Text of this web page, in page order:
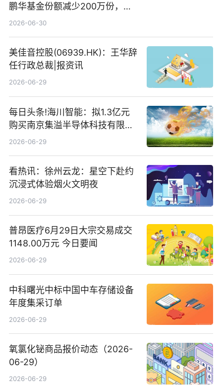
鹏华基金份额减少200万份，重
仓股亨通光电、赤峰黄金、佰维
2026-06-30
美佳音控股(06939.HK)：王华辞
任行政总裁|报资讯
2026-06-29
每日头条!海川智能：拟1.3亿元
购买南京集溢半导体科技有限公
司15.3%股权
2026-06-29
看热讯：徐州云龙：星空下赴约
沉浸式体验烟火文明夜
2026-06-29
普昂医疗6月29日大宗交易成交
1148.00万元 今日要闻
2026-06-29
中科曙光中标中国中车存储设备
年度集采订单
2026-06-29
氧氯化铋商品报价动态（2026-
06-29）
2026-06-29